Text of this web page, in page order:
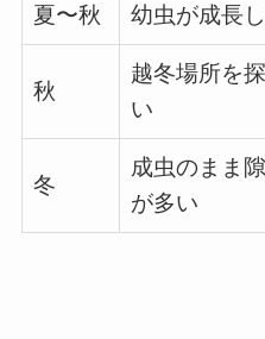
夏〜秋 幼虫が成長
秋
越冬場所を
い
冬
成虫のまま
が多い